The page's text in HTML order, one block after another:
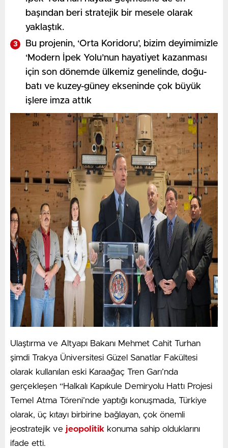
başından beri stratejik bir mesele olarak
yaklaştık.
Bu projenin, ‘Orta Koridoru’, bizim deyimimizle
‘Modern İpek Yolu’nun hayatiyet kazanması
için son dönemde ülkemiz genelinde, doğu-
batı ve kuzey-güney ekseninde çok büyük
işlere imza attık
Ulaştırma ve Altyapı Bakanı Mehmet Cahit Turhan
şimdi Trakya Üniversitesi Güzel Sanatlar Fakültesi
olarak kullanılan eski Karaağaç Tren Garı’nda
gerçekleşen “Halkalı Kapıkule Demiryolu Hattı Projesi
Temel Atma Töreni’nde yaptığı konuşmada, Türkiye
olarak, üç kıtayı birbirine bağlayan, çok önemli
jeostratejik ve jeopolitik konuma sahip olduklarını
ifade etti.